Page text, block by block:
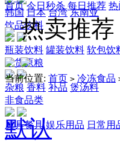
韩国 日本 台湾 东南亚
饮品饮料
瓶装饮料 罐装饮料 软包饮
干货原粮
杂粮 香料 补品 煲汤料
非食品类
厨具餐具 娱乐用品 日常用
首页 今日秒杀 每日推荐 热
热卖推荐
当前位置: 首页 > 冷冻食品
默认